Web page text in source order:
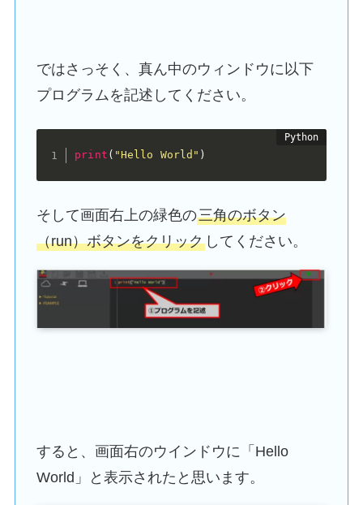
ではさっそく、真ん中のウィンドウに以下
プログラムを記述してください。
print ( "Hello World" )
そして画面右上の緑色の三角のボタン
（run）ボタンをクリックしてください。
すると、画面右のウインドウに「Hello
World」と表示されたと思います。